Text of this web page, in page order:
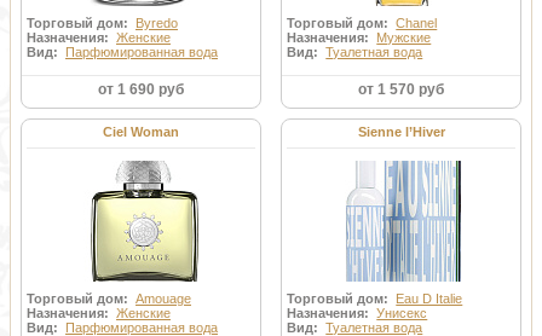
Торговый дом: Byredo
Назначения: Женские
Вид: Парфюмированная вода
от 1 690 руб
Торговый дом:Chanel
Назначения: Мужские
Вид:Туалетная вода
от 1 570 руб
Ciel Woman
Торговый дом: Amouage
Назначения: Женские
Вид: Парфюмированная вода
Sienne l’Hiver
Торговый дом: Eau D Italie
Назначения:Унисекс
Вид:Туалетная вода